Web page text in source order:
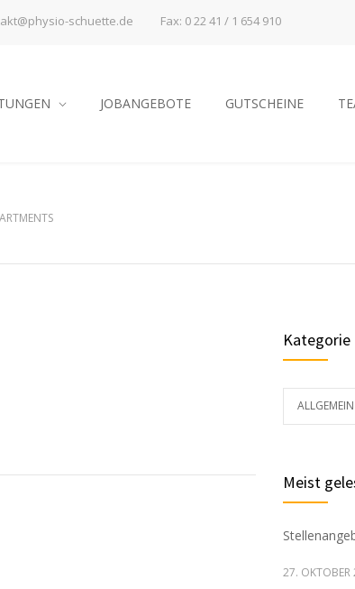
schuette.de Fax: 0 22 41 / 1 654 910
JOBANGEBOTE GUTSCHEINE
Kategorie
ALLGEMEIN
Meist
27. OKTOBER